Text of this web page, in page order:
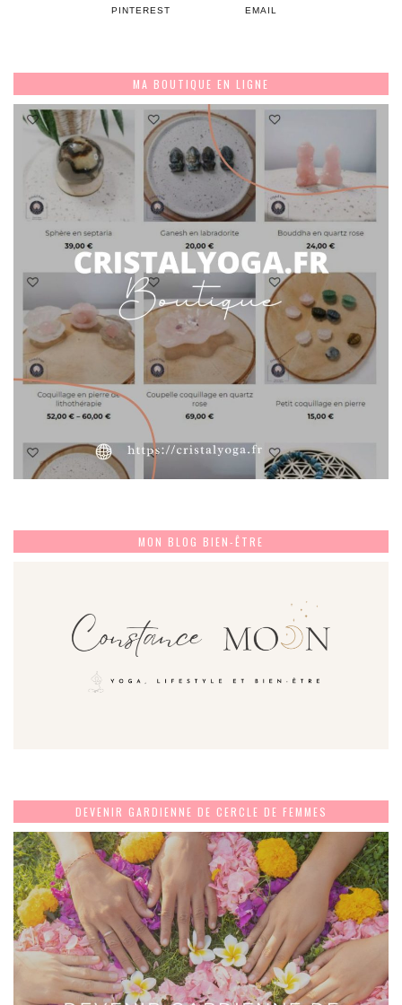
PINTEREST EMAIL
MA BOUTIQUE EN LIGNE
MON BLOG BIEN-ÊTRE
DEVENIR GARDIENNE DE CERCLE DE FEMMES